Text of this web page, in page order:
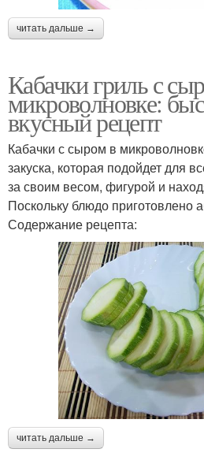
читать дальше →
Кабачки гриль с
микроволновке:
вкусный рецепт
Кабачки с сыром в
закуска, которая подойдет для
за своим весом, фигурой и
Поскольку блюдо приготовлено
Содержание рецепта:
читать дальше →